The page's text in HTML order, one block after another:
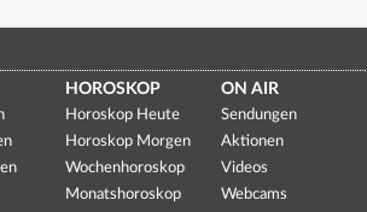
HOROSKOP
Horoskop Heute
Horoskop Morgen
Wochenhoroskop
Monatshoroskop
ON AIR
Sendungen
Aktionen
Videos
Webcams